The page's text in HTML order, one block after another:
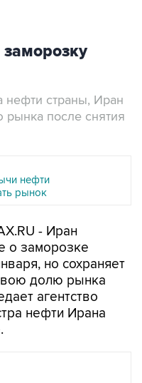
нефти страны, Иран
после снятия
нефти
рынок
- Иран
о заморозке
но сохраняет
долю рынка
агентство
нефти Ирана